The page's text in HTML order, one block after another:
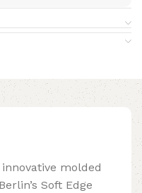
molded
Soft Edge